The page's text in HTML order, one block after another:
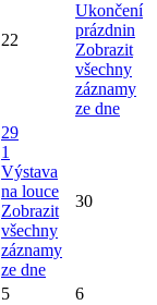
22
Ukončení
prázdnin
Zobrazit
všechny
záznamy
ze dne
29
1
Výstava
na louce
Zobrazit
všechny
záznamy
ze dne
30
5 6